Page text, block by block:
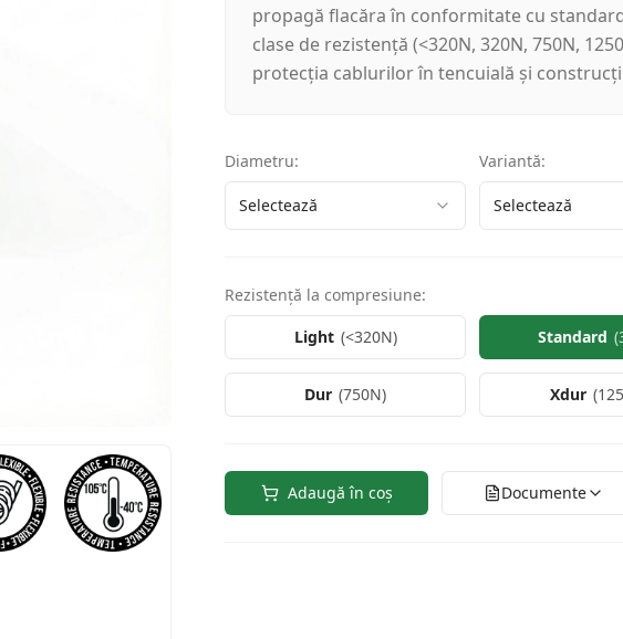
propagă flacăra în conformitate cu
clase de rezistență (<320N, 320N, 750N,
protecția cablurilor în tencuială și
Diametru:
Selectează
Variantă:
Selectează
Rezistență la compresiune:
Light (<320N) Standard (
Dur (750N) Xdur (
Adaugă în coș Documente